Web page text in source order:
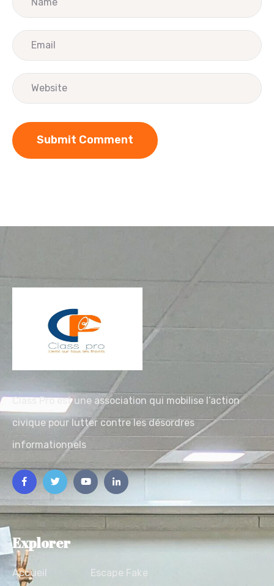
Class Pro est une association qui mobilise l’action
civique pour lutter contre les désordres
informationnels
Explorer
Accueil Escape Fake